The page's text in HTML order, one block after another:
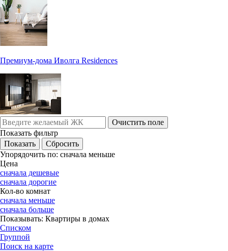
Премиум-дома Иволга Residences
Очистить поле
Показать фильтр
Упорядочить по: сначала меньше
Цена
сначала дешевые
сначала дорогие
Кол-во комнат
сначала меньше
сначала больше
Показывать: Квартиры в домах
Списком
Группой
Поиск на карте